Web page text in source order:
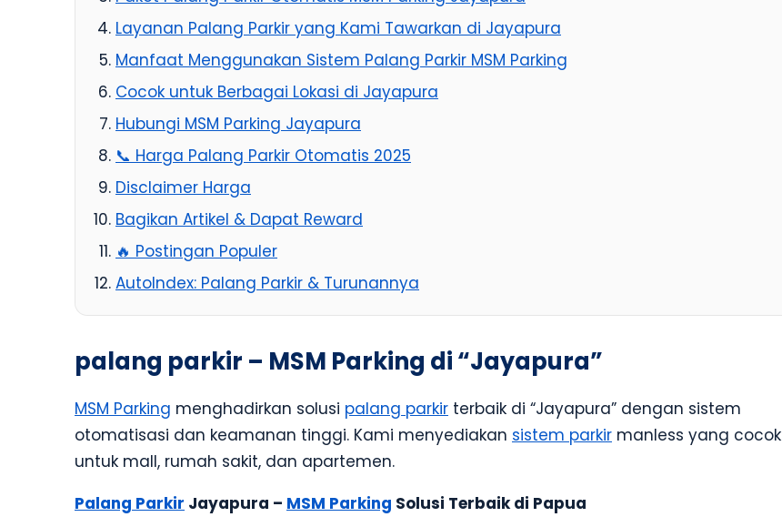
Layanan Palang Parkir yang Kami Tawarkan di Jayapura
Manfaat Menggunakan Sistem Palang Parkir MSM Parking
Cocok untuk Berbagai Lokasi di Jayapura
Hubungi MSM Parking Jayapura
📞 Harga Palang Parkir Otomatis 2025
Disclaimer Harga
Bagikan Artikel & Dapat Reward
🔥 Postingan Populer
AutoIndex: Palang Parkir & Turunannya
palang parkir – MSM Parking di “Jayapura”
MSM Parking menghadirkan solusi palang parkir terbaik di “Jayapura” dengan sistem
otomatisasi dan keamanan tinggi. Kami menyediakan sistem parkir manless yang cocok
untuk mall, rumah sakit, dan apartemen.
Palang Parkir Jayapura – MSM Parking Solusi Terbaik di Papua